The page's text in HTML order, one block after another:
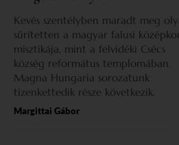
Kevés szentélyben maradt meg
sűrítetten a magyar falusi középkor
misztikája, mint a felvidéki Csécs
község református templomában.
Magna Hungaria sorozatunk
tizenkettedik része következik.
Margittai Gábor